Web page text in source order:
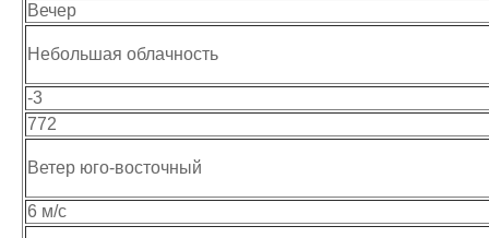
Вечер
Небольшая облачность
-3
772
Ветер юго-восточный
6 м/с